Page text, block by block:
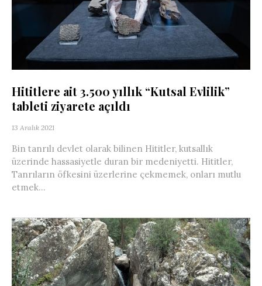
Hititlere ait 3.500 yıllık “Kutsal Evlilik”
tableti ziyarete açıldı
13 Aralık 2021
Bin tanrılı devlet olarak bilinen Hititler, kutsallık
üzerinde hassasiyetle duran bir medeniyetti. Hititler,
Tanrıların öfkesini üzerlerine çekmemek, onları mutlu
etmek...